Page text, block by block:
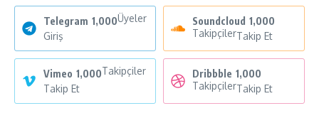
Telegram 1,000Üyeler
Giriş
Soundcloud 1,000
TakipçilerTakip Et
Vimeo 1,000Takipçiler
Takip Et
Dribbble 1,000
TakipçilerTakip Et